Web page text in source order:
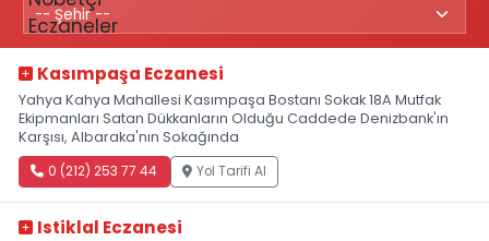
Kasımpaşa Eczanesi
Yahya Kahya Mahallesi Kasımpaşa Bostanı Sokak 18A Mutfak
Ekipmanları Satan Dükkanların Olduğu Caddede Denizbank'ın
Karşısı, Albaraka'nın Sokağında
0 (212) 253 77 44 Yol Tarifi Al
Istiklal Eczanesi